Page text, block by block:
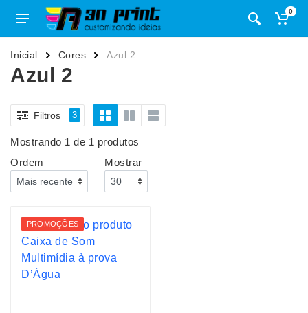
0
Inicial Cores Azul 2
Azul 2
Filtros 3
Mostrando 1 de 1 produtos
Ordem
Mostrar
PROMOÇÕES